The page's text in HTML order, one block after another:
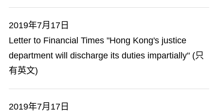
2019年7月17日
Letter to Financial Times "Hong Kong's justice
department will discharge its duties impartially" (只
有英文)
2019年7月17日